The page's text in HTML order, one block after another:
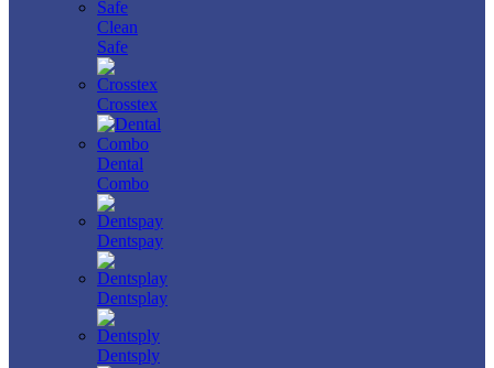
Clean
Safe
Crosstex
Dental
Combo
Dentspay
Dentsplay
Dentsply